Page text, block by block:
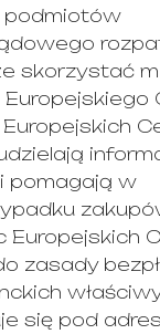
skorzystać
pomagają w
Europejskich
zasady
się pod